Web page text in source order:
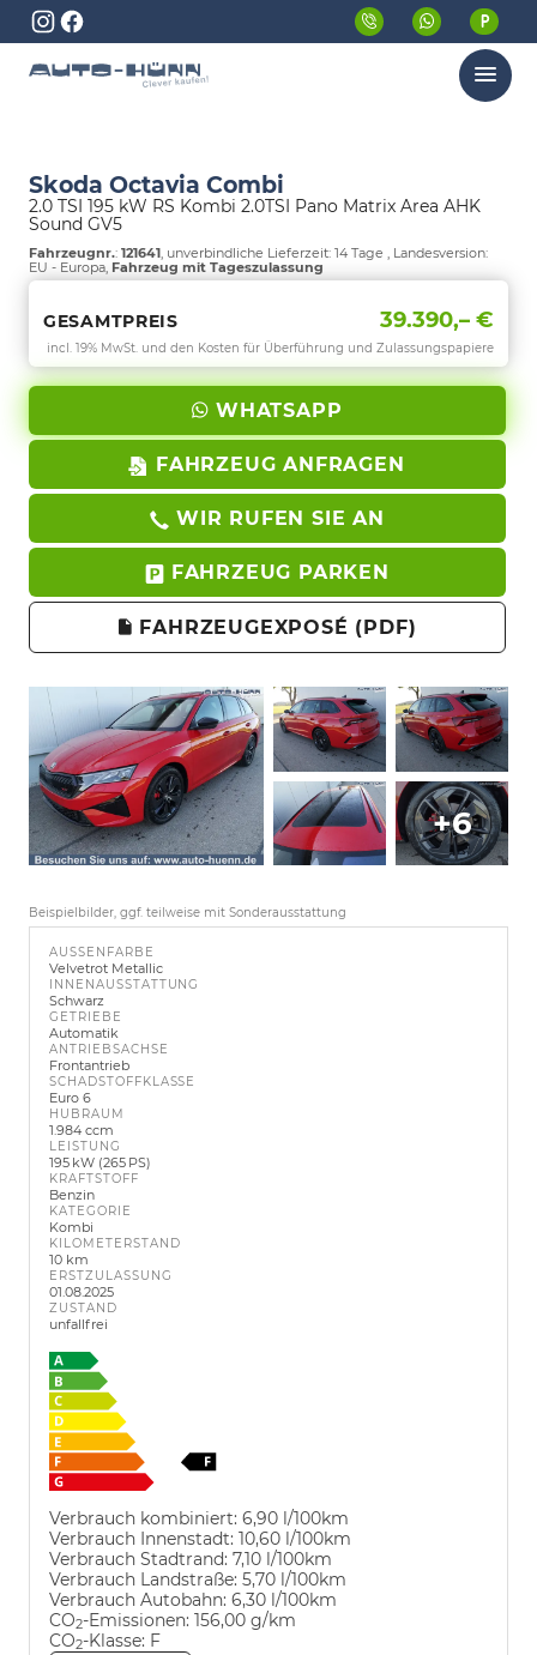
Menü
Skoda Octavia Combi
2.0 TSI 195 kW RS Kombi 2.0TSI Pano Matrix Area AHK
Sound GV5
Fahrzeugnr.: 121641, unverbindliche Lieferzeit: 14 Tage , Landesversion:
EU - Europa, Fahrzeug mit Tageszulassung
GESAMTPREIS 39.390,– €
incl. 19% MwSt. und den Kosten für Überführung und Zulassungspapiere
WHATSAPP
FAHRZEUG ANFRAGEN
WIR RUFEN SIE AN
FAHRZEUG PARKEN
FAHRZEUGEXPOSÉ (PDF)
+6
Beispielbilder, ggf. teilweise mit Sonderausstattung
AUSSENFARBE
Velvetrot Metallic
INNENAUSSTATTUNG
Schwarz
GETRIEBE
Automatik
ANTRIEBSACHSE
Frontantrieb
SCHADSTOFFKLASSE
Euro 6
HUBRAUM
1.984 ccm
LEISTUNG
195 kW (265 PS)
KRAFTSTOFF
Benzin
KATEGORIE
Kombi
KILOMETERSTAND
10 km
ERSTZULASSUNG
01.08.2025
ZUSTAND
unfallfrei
Verbrauch kombiniert: 6,90 l/100km
Verbrauch Innenstadt: 10,60 l/100km
Verbrauch Stadtrand: 7,10 l/100km
Verbrauch Landstraße: 5,70 l/100km
Verbrauch Autobahn: 6,30 l/100km
CO2-Emissionen: 156,00 g/km
CO2-Klasse: F